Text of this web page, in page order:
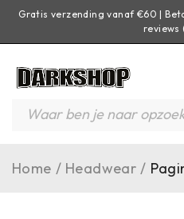
Gratis verzending vanaf €60 |
reviews
Home / Headwear /